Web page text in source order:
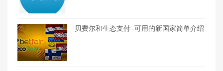
贝费尔和生态支付–可用的新国家简单介绍